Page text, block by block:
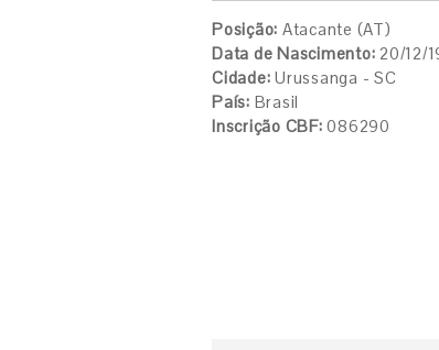
Posição: Atacante (AT)
Data de Nascimento: 20/12/
Cidade: Urussanga - SC
País: Brasil
Inscrição CBF: 086290